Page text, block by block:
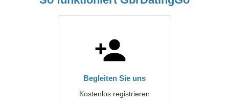
Begleiten Sie uns
Kostenlos registrieren